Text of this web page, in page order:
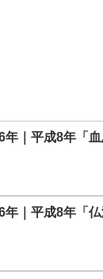
年｜平成8年「
年｜平成8年「